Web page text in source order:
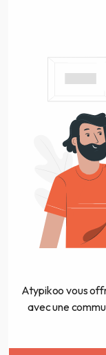
Atypikoo vous
avec une